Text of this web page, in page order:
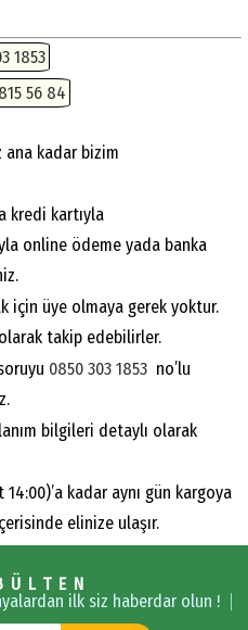
1853
56 84
ana kadar bizim
kredi kartıyla
online ödeme yada banka
için üye olmaya gerek yoktur.
takip edebilirler.
0850 303 1853 no’lu
bilgileri detaylı olarak
kadar aynı gün kargoya
elinize ulaşır.
ilk siz haberdar olun !